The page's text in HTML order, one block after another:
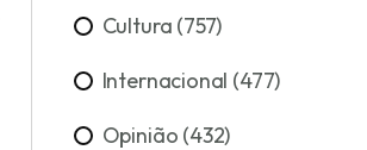
Cultura (757)
Internacional (477)
Opinião (432)